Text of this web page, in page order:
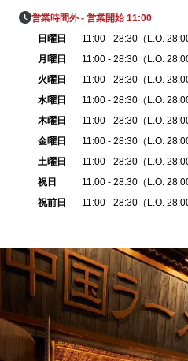
営業時間外 - 営業開始 11:00
日曜日
11:00 - 28:30（L.O. 28:00
月曜日
11:00 - 28:30（L.O. 28:00
火曜日
11:00 - 28:30（L.O. 28:00
水曜日
11:00 - 28:30（L.O. 28:00
木曜日
11:00 - 28:30（L.O. 28:00
金曜日
11:00 - 28:30（L.O. 28:00
土曜日
11:00 - 28:30（L.O. 28:00
祝日
11:00 - 28:30（L.O. 28:00
祝前日
11:00 - 28:30（L.O. 28:00